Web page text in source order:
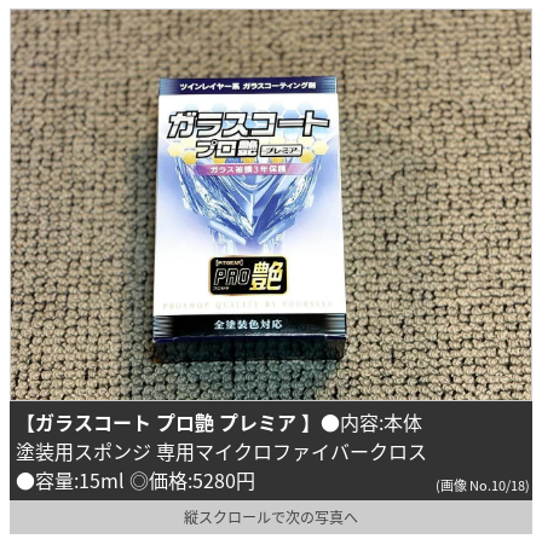
【ガラスコート プロ艶 プレミア 】 ●内容:本体
塗装用スポンジ 専用マイクロファイバークロス
●容量:15ml ◎価格:5280円
(画像 No.10/18)
縦スクロールで次の写真へ